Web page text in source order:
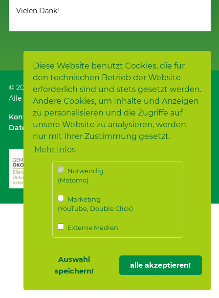
Diese Website benutzt Cookies, die für
den technischen Betrieb der Website
erforderlich sind und stets gesetzt werden.
Andere Cookies, um Inhalte und Anzeigen
zu personalisieren und die Zugriffe auf
unsere Website zu analysieren, werden
nur mit Ihrer Zustimmung gesetzt.
Mehr Infos
Notwendig
(Matomo)
Marketing
(YouTube, Double Click)
Externe Medien
Auswahl
speichern!
alle akzeptieren!
Vielen Dank!
© 2026Samariterstiftung , Nürtingen
Alle Rechte vorbehalten.
Kontakt｜Anfahrt ÖPNV / Parken｜Impressum
Datenschutz｜Datenschutz für Bewerber*innen